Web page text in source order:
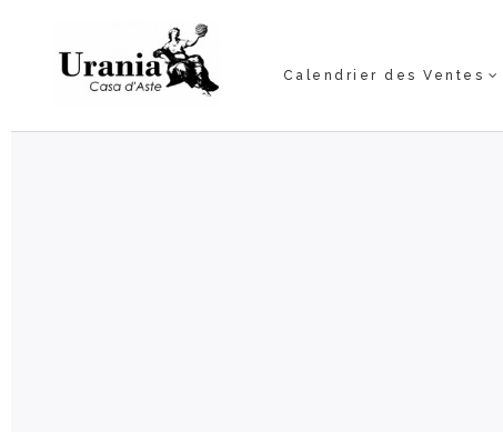
Calendrier des Ventes